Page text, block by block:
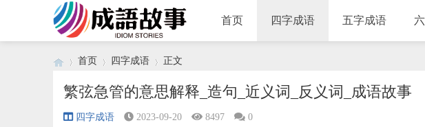
首页 四字成语 五字成语
›
首页
›
四字成语
›
正文
繁弦急管的意思解释_造句_近义词_反义词_成语故事
四字成语 2023-09-20 8497 0